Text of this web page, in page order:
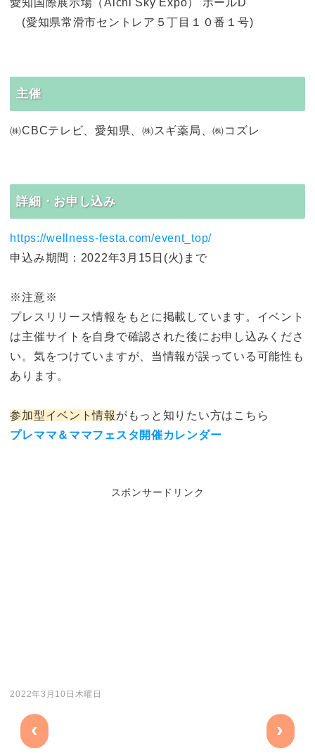
愛知国際展示場（Aichi Sky Expo） ホールD
(愛知県常滑市セントレア５丁目１０番１号)
主催
㈱CBCテレビ、愛知県、㈱スギ薬局、㈱コズレ
詳細・お申し込み
https://wellness-festa.com/event_top/
申込み期間：2022年3月15日(火)まで
※注意※
プレスリリース情報をもとに掲載しています。イベント
は主催サイトを自身で確認された後にお申し込みくださ
い。気をつけていますが、当情報が誤っている可能性も
あります。
参加型イベント情報 がもっと知りたい方はこちら
プレママ＆ママフェスタ開催カレンダー
スポンサードリンク
2022年3月10日木曜日
‹ ›